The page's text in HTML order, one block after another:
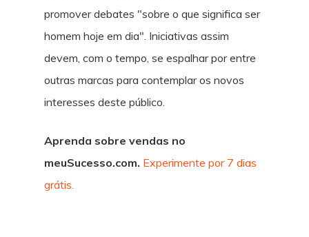
promover debates "sobre o que significa ser
homem hoje em dia". Iniciativas assim
devem, com o tempo, se espalhar por entre
outras marcas para contemplar os novos
interesses deste público.
Aprenda sobre vendas no
meuSucesso.com. Experimente por 7 dias
grátis.